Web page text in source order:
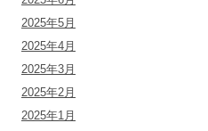
2025年5月
2025年4月
2025年3月
2025年2月
2025年1月